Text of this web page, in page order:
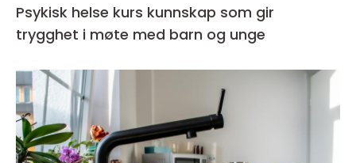
Psykisk helse kurs kunnskap som gir
trygghet i møte med barn og unge